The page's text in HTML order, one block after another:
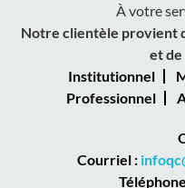
À votre
Notre clientèle provient
et de
Institutionnel
Professionnel
Courriel :